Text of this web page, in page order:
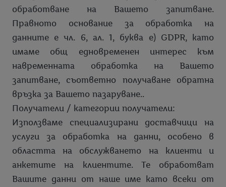
обработване на Вашето запитване.
Правното основание за обработка на
данните е чл. 6, ал. 1, буква е) GDPR, като
имаме общ едновременен интерес към
навременната обработка на Вашето
запитване, съответно получаване обратна
връзка за Вашето пазаруване..
Получатели / категории получатели:
Използваме специализирани доставчици на
услуги за обработка на данни, особено в
областта на обслужването на клиенти и
анкетите на клиентите. Те обработват
Вашите данни от наше име като всеки от